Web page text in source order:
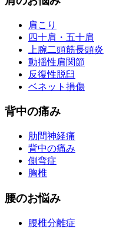
肩こり
四十肩・五十肩
上腕二頭筋長頭炎
動揺性肩関節
反復性脱臼
ベネット損傷
背中の痛み
肋間神経痛
背中の痛み
側弯症
胸椎
腰のお悩み
腰椎分離症